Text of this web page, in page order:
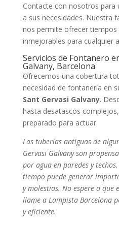
Contacte con nosotros para
a sus necesidades. Nuestra
nos permite ofrecer tiempos
inmejorables para cualquier
Servicios de Fontanero
Galvany, Barcelona
Ofrecemos una cobertura
necesidad de fontanería en
Sant Gervasi Galvany.
hasta desatascos
preparado para actuar.
Las tuberías antiguas de
Gervasi Galvany son
por agua en paredes y
tiempo puede generar
y molestias. No espere a que
llame a Lampista Barcelona
y eficiente.